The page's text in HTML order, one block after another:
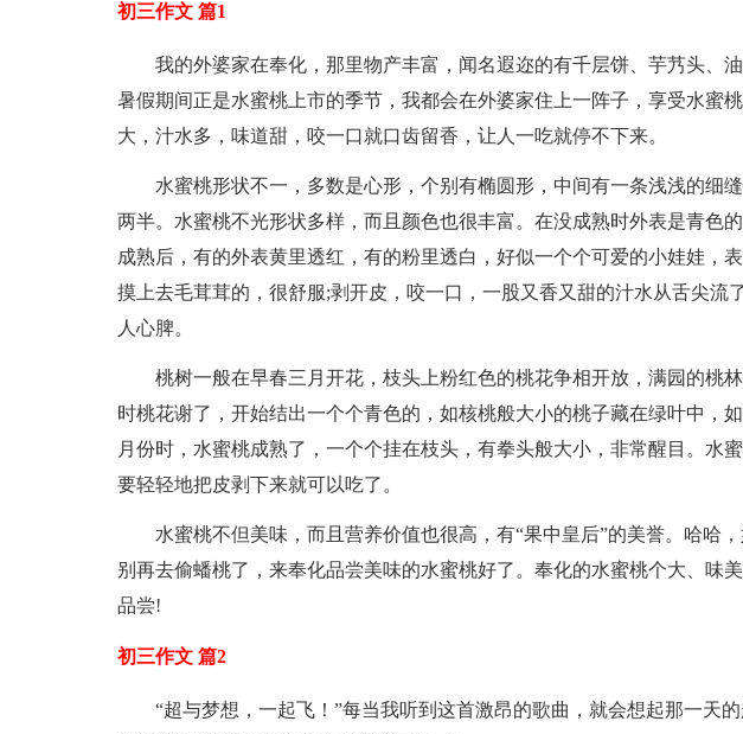
初三作文 篇1
我的外婆家在奉化，那里物产丰富，闻名遐迩的有千层饼、芋艿头、
暑假期间正是水蜜桃上市的季节，我都会在外婆家住上一阵子，享受水蜜
大，汁水多，味道甜，咬一口就口齿留香，让人一吃就停不下来。
水蜜桃形状不一，多数是心形，个别有椭圆形，中间有一条浅浅的细
两半。水蜜桃不光形状多样，而且颜色也很丰富。在没成熟时外表是青色
成熟后，有的外表黄里透红，有的粉里透白，好似一个个可爱的小娃娃，
摸上去毛茸茸的，很舒服;剥开皮，咬一口，一股又香又甜的汁水从舌尖流
人心脾。
桃树一般在早春三月开花，枝头上粉红色的桃花争相开放，满园的桃
时桃花谢了，开始结出一个个青色的，如核桃般大小的桃子藏在绿叶中，
月份时，水蜜桃成熟了，一个个挂在枝头，有拳头般大小，非常醒目。水
要轻轻地把皮剥下来就可以吃了。
水蜜桃不但美味，而且营养价值也很高，有“果中皇后”的美誉。哈哈
别再去偷蟠桃了，来奉化品尝美味的水蜜桃好了。奉化的水蜜桃个大、味
品尝!
初三作文 篇2
“超与梦想，一起飞！”每当我听到这首激昂的歌曲，就会想起那一天